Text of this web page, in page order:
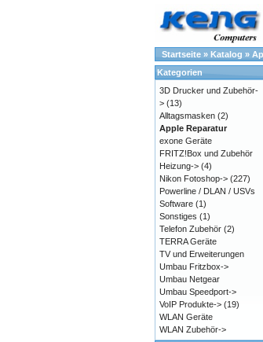
Startseite » Katalog »
Kategorien
3D Drucker und Zubehör-
> (13)
Alltagsmasken (2)
Apple Reparatur
exone Geräte
FRITZ!Box und Zubehör
Heizung-> (4)
Nikon Fotoshop-> (227)
Powerline / DLAN / USVs
Software (1)
Sonstiges (1)
Telefon Zubehör (2)
TERRA Geräte
TV und Erweiterungen
Umbau Fritzbox->
Umbau Netgear
Umbau Speedport->
VoIP Produkte-> (19)
WLAN Geräte
WLAN Zubehör->